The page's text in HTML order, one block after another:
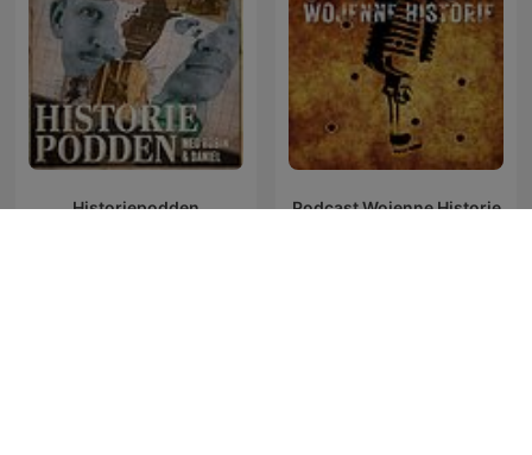
Historiepodden Podcast Wojenne Historie